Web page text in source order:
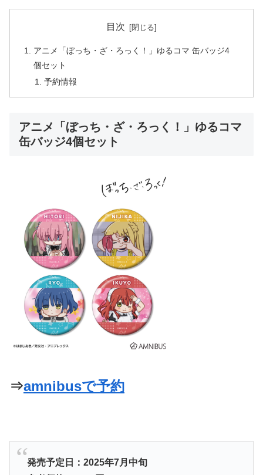
目次
アニメ「ぼっち・ざ・ろっく！」ゆるコマ 缶バッジ4
個セット
予約情報
アニメ「ぼっち・ざ・ろっく！」ゆるコマ
缶バッジ4個セット
⇒amnibusで予約
発売予定日：2025年7月中旬